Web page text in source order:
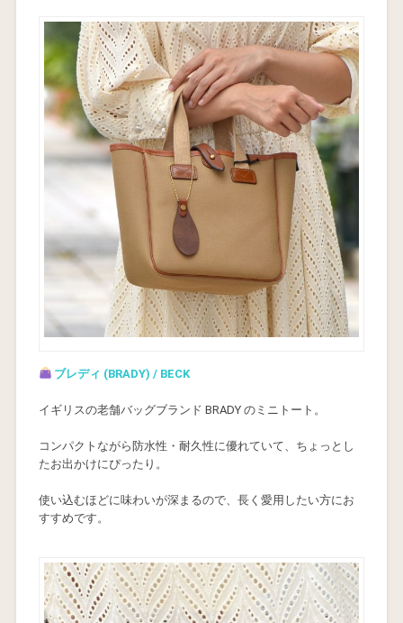
ブレディ (BRADY) / BECK
イギリスの老舗バッグブランド BRADY のミニトート。
コンパクトながら防水性・耐久性に優れていて、ちょっとし
たお出かけにぴったり。
使い込むほどに味わいが深まるので、長く愛用したい方にお
すすめです。